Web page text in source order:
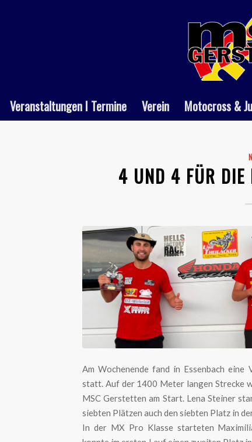
Veranstaltungen I Termine Verein Motocross &
4 UND 4 FÜR DIE
Am Wochenende fand in Essenbach eine
statt. Auf der 1400 Meter langen Strecke
MSC Gerstetten am Start. Lena Steiner
siebten Plätzen auch den siebten Platz in
In der MX Pro Klasse starteten